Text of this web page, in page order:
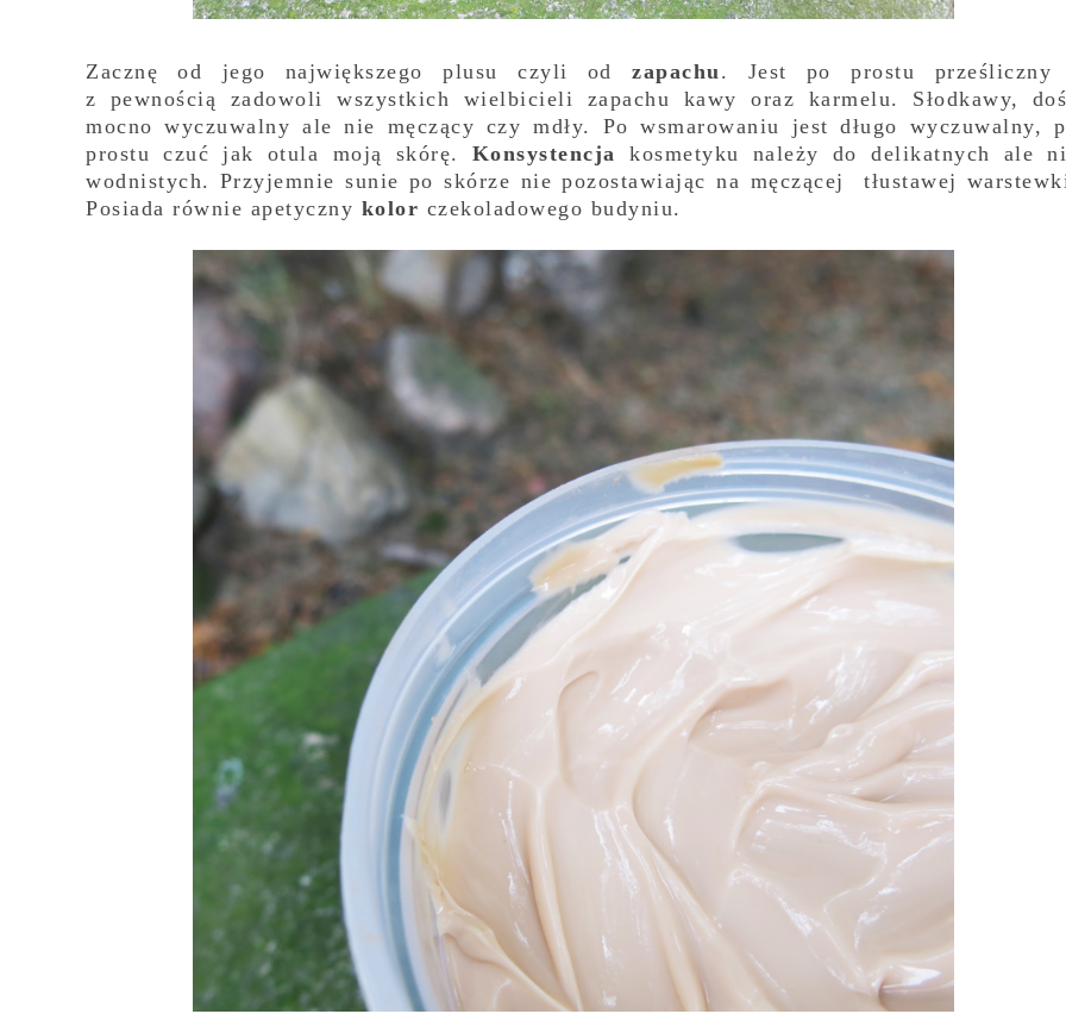
Zacznę od jego największego plusu czyli odzapachu. Jest po prostu
z pewnością zadowoli wszystkich wielbicieli zapachu kawy oraz karmelu. Słodkawy,
mocno wyczuwalny ale nie męczący czy mdły. Po wsmarowaniu jest długo wyczuwalny,
prostu czuć jak otula moją skórę. Konsystencja kosmetyku należy do delikatnych ale
wodnistych. Przyjemnie sunie po skórze nie pozostawiając na męczącej tłustawej
Posiada równie apetyczny kolor czekoladowego budyniu.